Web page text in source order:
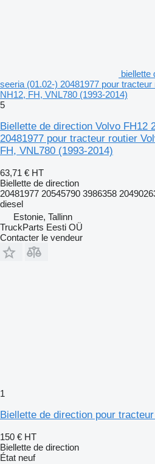
biellette
seeria (01.02-) 20481977 pour
NH12, FH, VNL780 (1993-2014)
5
Biellette de direction Volvo FH12
20481977 pour tracteur routier
FH, VNL780 (1993-2014)
63,71 € HT
Biellette de direction
20481977 20545790 3986358
diesel
Estonie, Tallinn
TruckParts Eesti OÜ
Contacter le vendeur
1
Biellette de direction pour
150 € HT
Biellette de direction
État neuf